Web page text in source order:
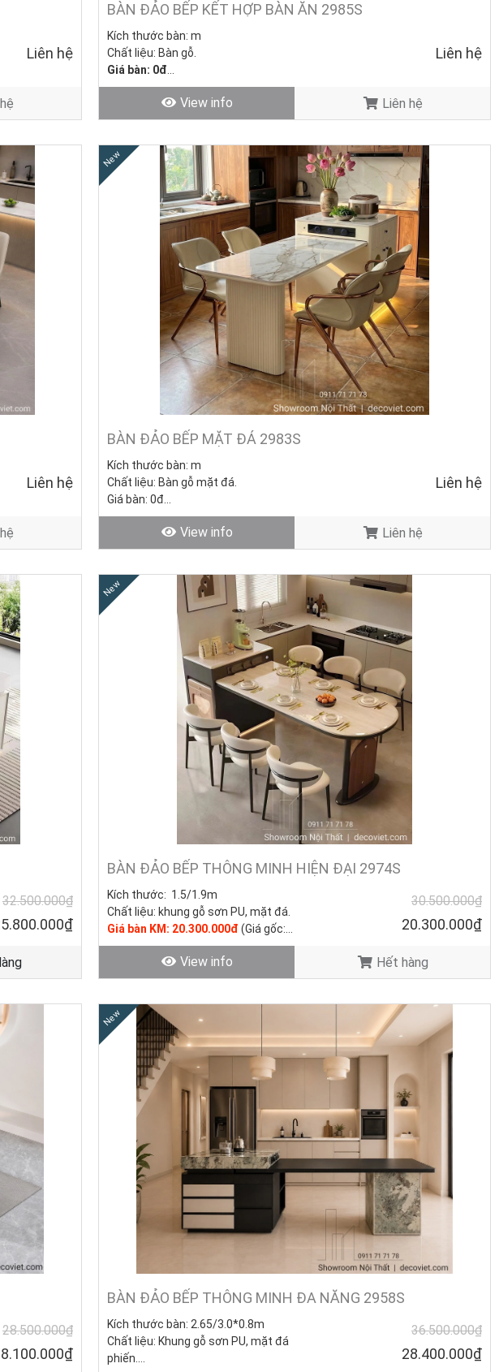
đảo kính hay bếp kết hợp bàn ăn thông minh? Đừng lo lắng! Nếu bạn yêu thích sự bền bỉ và
chỉ tiết kiệm không gian mà còn giúp bạn dễ dàng trong việc sử dụng. Cùng Nhà Decor tham
Nhập Khẩu Giá Cả Cạnh Tranh Nhất!
một món nội thất thông thường mà còn là giải pháp tối ưu hóa không gian sống, mang lại sự
BST của Nhà Decor, chúng tôi giới thiệu những thiết kế thông minh, đa năng và sang trọng,
hàng ngày của mọi gia đình.
Liên hệ
BÀN ĐẢO BẾP KẾT HỢP BÀN ĂN 2985S
Kích thước bàn: m
Chất liệu: Bàn gỗ
Giá bàn: 0đ
Tình trạng: Hàng mới - Còn hàng.
Liên hệ
View info Liên hệ
Liên hệ
New
BÀN ĐẢO BẾP MẶT ĐÁ 2983S
Kích thước bàn: m
Chất liệu: Bàn gỗ mặt đá.
Giá bàn: 0đ
Giá ghế KM: 3.080.000đ/ Cái (Giá gốc:
4.850.000đ)
Giá trọn bộ 4 ghế: 0đ
Liên hệ
View info Liên hệ
32.500.000₫
New
BÀN ĐẢO BẾP THÔNG MINH HIỆN ĐẠI 2974S
Kích thước: 1.5/1.9m
Chất liệu: khung gỗ sơn PU, mặt đá.
Giá bàn KM: 20.300.000đ (Giá gốc:
30.500.000đ)
Tình trạng: Hàng mới - còn hàng.
30.500.000₫
20.300.000₫
View info Hết hàng
28.500.000₫
New
BÀN ĐẢO BẾP THÔNG MINH ĐA NĂNG 2958S
Kích thước bàn: 2.65/3.0*0.8m
Chất liệu: Khung gỗ sơn PU, mặt đá
phiến.
36.500.000₫
28.400.000₫